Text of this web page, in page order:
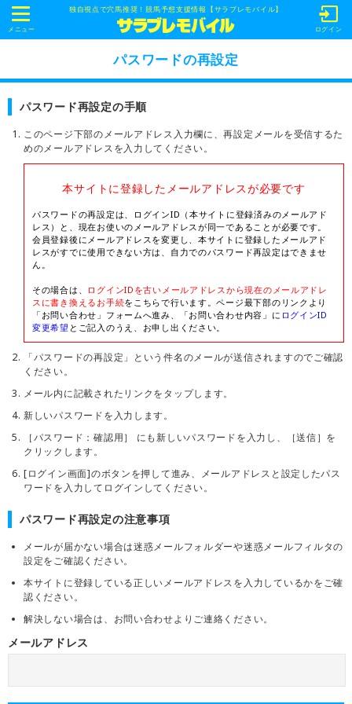
独自視点で穴馬推奨！競馬予想支援情報【サラブレモバイル】
t
o
g
e
v
g
a
メニュー ログイン
パスワードの再設定
パスワード再設定の手順
このページ下部のメールアドレス入力欄に、再設定メールを受信するた
めのメールアドレスを入力してください。
本サイトに登録したメールアドレスが必要です
パスワードの再設定は、ログインID（本サイトに登録済みのメールアド
レス）と、現在お使いのメールアドレスが同一であることが必要です。
会員登録後にメールアドレスを変更し、本サイトに登録したメールアド
レスがすでに使用できない方は、自力でのパスワード再設定はできませ
ん。
その場合は、
ログインIDを古いメールアドレスから現在のメールアドレ
スに書き換えるお手続をこちらで行います。ページ最下部のリンクより
「お問い合わせ」フォームへ進み、「お問い合わせ内容」に ログインID
変更希望 とご記入のうえ、お申し出ください。
「パスワードの再設定」という件名のメールが送信されますのでご確認
ください。
メール内に記載されたリンクをタップします。
新しいパスワードを入力します。
［パスワード：確認用］ にも新しいパスワードを入力し、［送信］を
クリックします。
[ログイン画面]のボタンを押して進み、メールアドレスと設定したパス
ワードを入力してログインしてください。
パスワード再設定の注意事項
メールが届かない場合は迷惑メールフォルダーや迷惑メールフィルタの
設定をご確認ください。
本サイトに登録している正しいメールアドレスを入力しているかをご確
認ください。
解決しない場合は、お問い合わせよりご連絡ください。
メールアドレス